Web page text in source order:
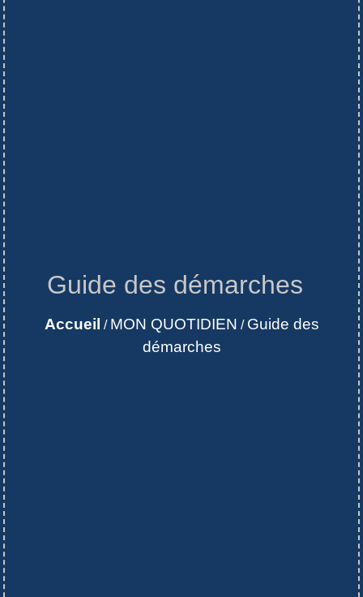
Guide des démarches
Accueil / MON QUOTIDIEN / Guide des
démarches